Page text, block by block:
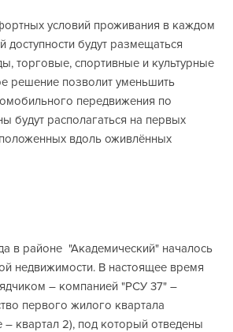
условий проживания в каждом
доступности будут размещаться
торговые, спортивные и культурные
решение позволит уменьшить
передвижения по
будут располагаться на первых
вдоль оживлённых
в районе "Академический" началось
недвижимости. В настоящее время
– компанией "РСУ 37" –
первого жилого квартала
– квартал 2), под который отведены